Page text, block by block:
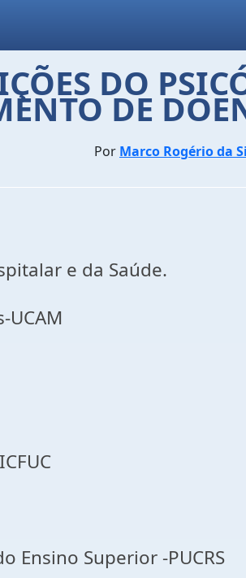
DO
DE
Por Marco Rogério da
e da Saúde.
UCAM
Ensino Superior -PUCRS